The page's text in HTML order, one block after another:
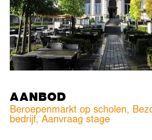
AANBOD
Beroepenmarkt op scholen,
bedrijf, Aanvraag stage